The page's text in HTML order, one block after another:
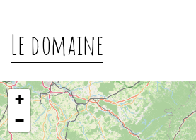
Le domaine
+
−